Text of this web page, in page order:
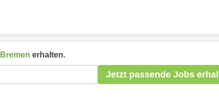
Bremen erhalten.
Jetzt passende Jobs